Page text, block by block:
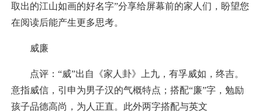
取出的江山如画的好名字”分享给屏幕前的家人们，盼望您
在阅读后能产生更多思考。
威廉
点评：“威”出自《家人卦》上九，有孚威如，终吉。
意指威信，引申为男子汉的气概特点；搭配“廉”字，勉励
孩子品德高尚，为人正直。此外两字搭配与英文